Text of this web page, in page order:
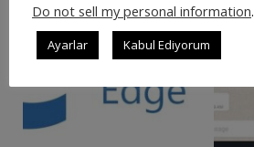
Do not sell my personal information.
Ayarlar Kabul Ediyorum